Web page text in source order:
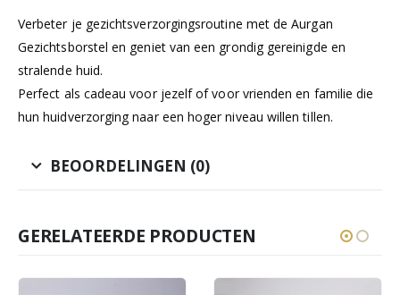
Verbeter je gezichtsverzorgingsroutine met de Aurgan
Gezichtsborstel en geniet van een grondig gereinigde en
stralende huid.
Perfect als cadeau voor jezelf of voor vrienden en familie die
hun huidverzorging naar een hoger niveau willen tillen.
BEOORDELINGEN (0)
GERELATEERDE PRODUCTEN